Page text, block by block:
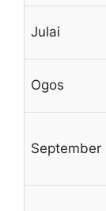
Julai
Ogos
September